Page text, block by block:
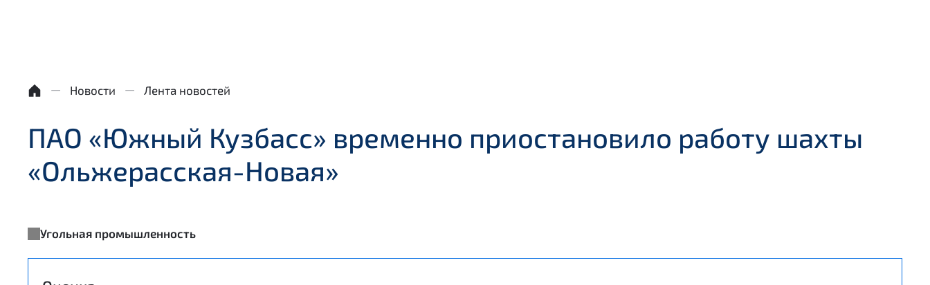
Новости Лента новостей
ПАО «Южный Кузбасс» временно приостановило работу шахты
«Ольжерасская-Новая»
Угольная промышленность